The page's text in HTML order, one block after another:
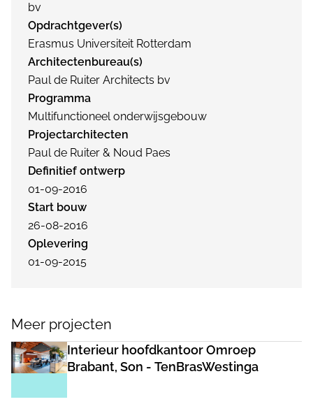
bv
Opdrachtgever(s)
Erasmus Universiteit Rotterdam
Architectenbureau(s)
Paul de Ruiter Architects bv
Programma
Multifunctioneel onderwijsgebouw
Projectarchitecten
Paul de Ruiter & Noud Paes
Definitief ontwerp
01-09-2016
Start bouw
26-08-2016
Oplevering
01-09-2015
Meer projecten
Interieur hoofdkantoor Omroep
Brabant, Son - TenBrasWestinga